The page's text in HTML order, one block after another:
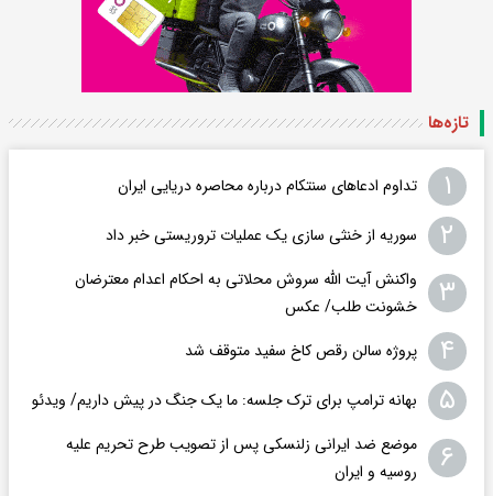
تازه‌ها
۱ تداوم ادعاهای سنتکام درباره محاصره دریایی ایران
۲ سوریه از خنثی سازی یک عملیات تروریستی خبر داد
۳
واکنش آیت الله سروش محلاتی به احکام اعدام معترضان
خشونت طلب/ عکس
۴ پروژه سالن رقص کاخ سفید متوقف شد
۵ بهانه ترامپ برای ترک جلسه: ما یک جنگ در پیش داریم/ ویدئو
۶
موضع ضد ایرانی زلنسکی پس از تصویب طرح تحریم علیه
روسیه و ایران